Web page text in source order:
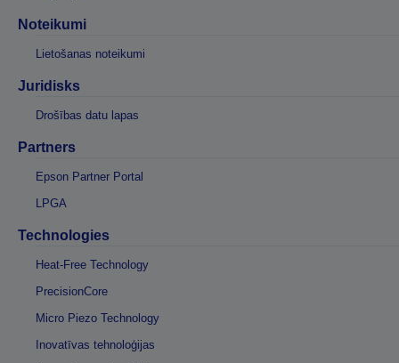
Noteikumi
Lietošanas noteikumi
Juridisks
Drošības datu lapas
Partners
Epson Partner Portal
LPGA
Technologies
Heat-Free Technology
PrecisionCore
Micro Piezo Technology
Inovatīvas tehnoloģijas